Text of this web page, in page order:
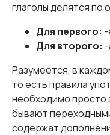
глаголы делятся по
Для первого:
Для второго:
Разумеется, в
то есть правила
необходимо просто
бывают
содержат